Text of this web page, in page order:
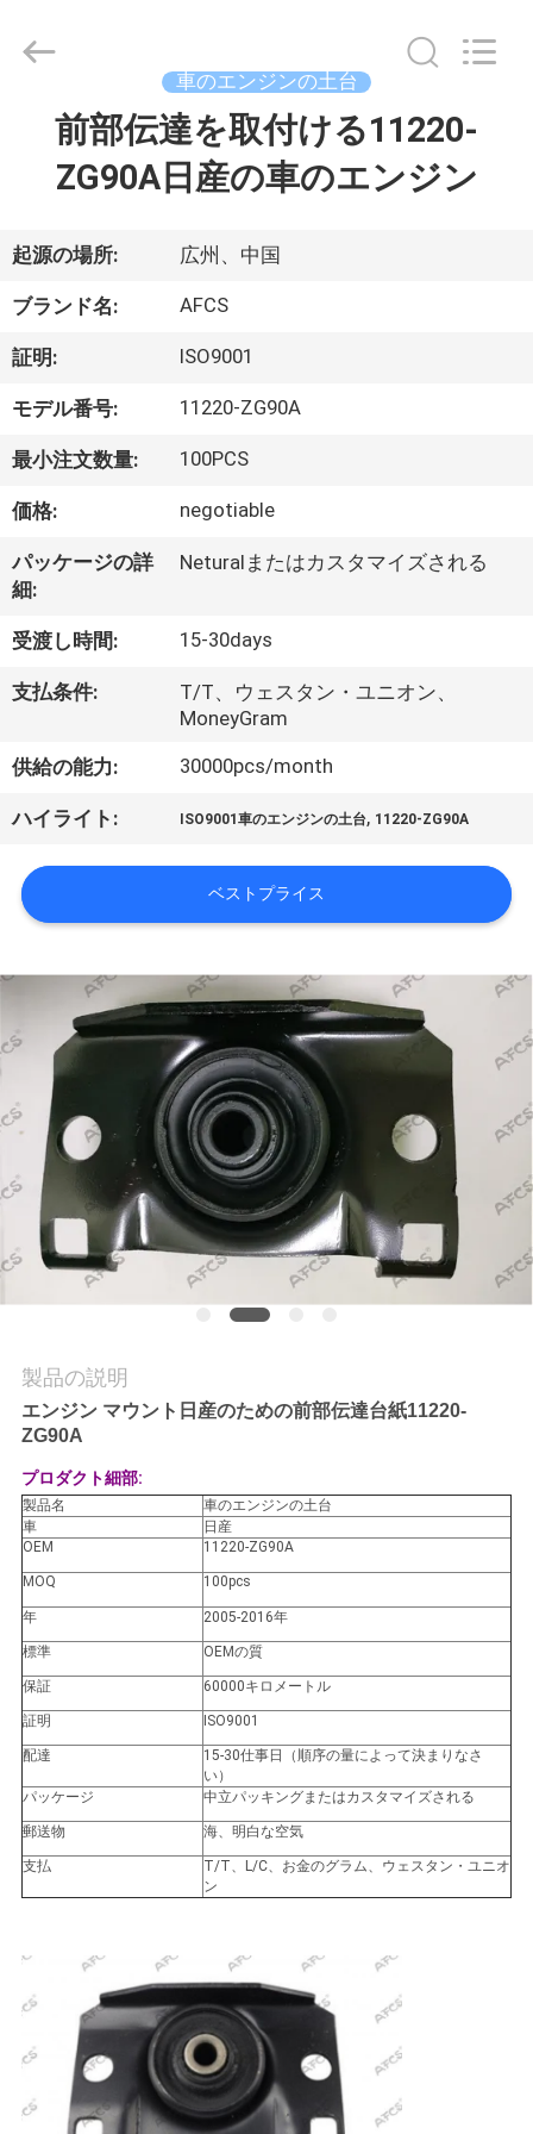
製
品
動
私
に
つ
い
場
見
学
品
質
管
理
お
問
い
合
わ
せ
ニ
ュ
ー
ス
金
2026
GUANGZHOU
車のエンジンの土台
前部伝達を取付ける11220-
ZG90A日産の車のエンジン
起源の場所: 広州、中国
ブランド名: AFCS
証明: ISO9001
モデル番号: 11220-ZG90A
最小注文数量: 100PCS
価格: negotiable
パッケージの詳
細:
Neturalまたはカスタマイズされる
受渡し時間: 15-30days
支払条件:
T/T、ウェスタン・ユニオン、
MoneyGram
供給の能力: 30000pcs/month
ハイライト: ISO9001車のエンジンの土台, 11220-ZG90A
ベストプライス
製品の説明
エンジン マウント日産のための前部伝達台紙11220-
ZG90A
プロダクト細部:
製品名
車のエンジンの土台
車
日産
OEM
11220-ZG90A
MOQ 100pcs
年 2005-2016年
標準 OEMの質
保証 60000キロメートル
証明 ISO9001
配達
15-30仕事日（順序の量によって決まりなさ
い）
パッケージ
中立パッキングまたはカスタマイズされる
郵送物 海、明白な空気
支払
T/T、L/C、お金のグラム、ウェスタン・ユニオ
ン